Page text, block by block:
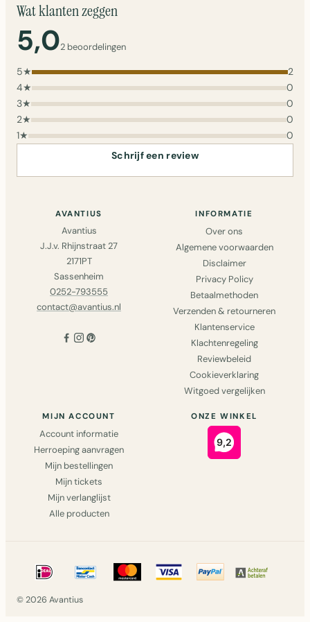
Wat klanten zeggen
5,02 beoordelingen
5★
2
4★
0
3★
0
2★
0
1★
0
Schrijf een review
AVANTIUS
Avantius
J.J.v. Rhijnstraat 27
2171PT
Sassenheim
0252-793555
contact@avantius.nl
INFORMATIE
Over ons
Algemene voorwaarden
Disclaimer
Privacy Policy
Betaalmethoden
Verzenden & retourneren
Klantenservice
Klachtenregeling
Reviewbeleid
Cookieverklaring
Witgoed vergelijken
MIJN ACCOUNT
Account informatie
Herroeping aanvragen
Mijn bestellingen
Mijn tickets
Mijn verlanglijst
Alle producten
ONZE WINKEL
© 2026 Avantius